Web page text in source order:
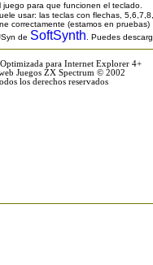
para que funcionen el teclado.
usar: las teclas con flechas,
correctamente (estamos en pruebas)
de SoftSynth . Puedes
para Internet Explorer 4+
Juegos ZX Spectrum © 2002
los derechos reservados